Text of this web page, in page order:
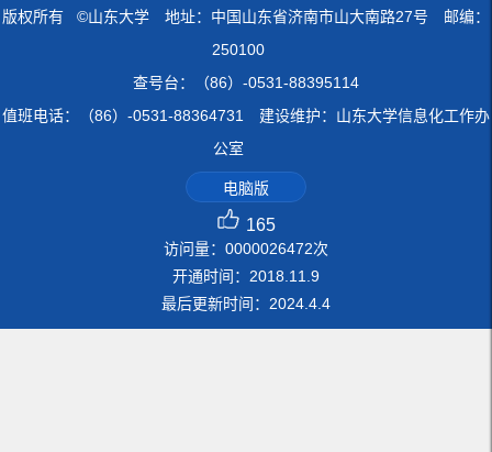
版权所有 ©山东大学 地址：中国山东省济南市山大南路27号 邮编：
250100
查号台：（86）-0531-88395114
值班电话：（86）-0531-88364731 建设维护：山东大学信息化工作办
公室
电脑版
165
访问量： 0000026472次
开通时间： 2018 11 9
最后更新时间： 2024 4 4